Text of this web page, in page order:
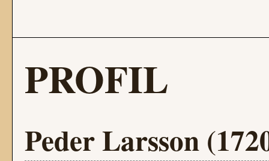
PROFIL
Peder Larsson